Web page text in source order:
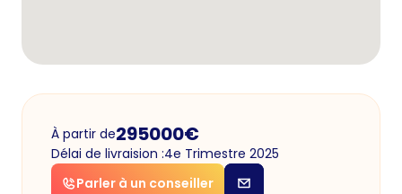
À partir de295000€
Délai de livraision :4e Trimestre 2025
Parler à un conseiller